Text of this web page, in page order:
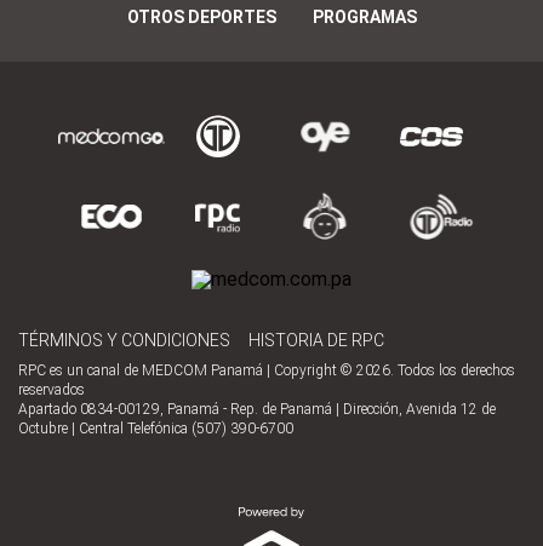
OTROS DEPORTES PROGRAMAS
TÉRMINOS Y CONDICIONES HISTORIA DE RPC
RPC es un canal de MEDCOM Panamá | Copyright © 2026. Todos los derechos
reservados
Apartado 0834-00129, Panamá - Rep. de Panamá | Dirección, Avenida 12 de
Octubre | Central Telefónica (507) 390-6700